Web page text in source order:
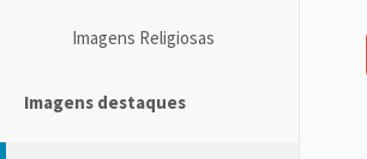
Imagens Religiosas
Imagens destaques